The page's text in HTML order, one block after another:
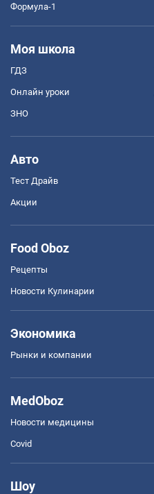
Формула-1
Моя школа
ГДЗ
Онлайн уроки
ЗНО
Авто
Тест Драйв
Акции
Food Oboz
Рецепты
Новости Кулинарии
Экономика
Рынки и компании
MedOboz
Новости медицины
Covid
Шоу